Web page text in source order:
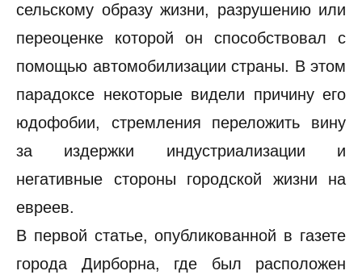
сельскому образу жизни, разрушению или
переоценке которой он способствовал с
помощью автомобилизации страны. В этом
парадоксе некоторые видели причину его
юдофобии, стремления переложить вину
за издержки индустриализации и
негативные стороны городской жизни на
евреев.
В первой статье, опубликованной в газете
города Дирборна, где был расположен